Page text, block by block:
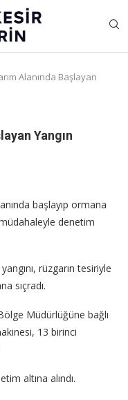
Alanında Başlayan
Yangın
başlayıp ormana
denetim
rüzgarın tesiriyle
sıçradı.
Müdürlüğüne bağlı
13 birinci
altına alındı.